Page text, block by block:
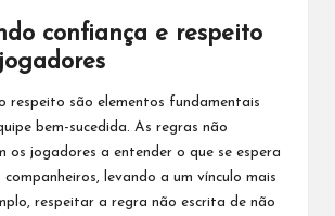
confiança e respeito
respeito são elementos fundamentais
bem-sucedida. As regras não
os jogadores a entender o que se espera
companheiros, levando a um vínculo mais
respeitar a regra não escrita de não